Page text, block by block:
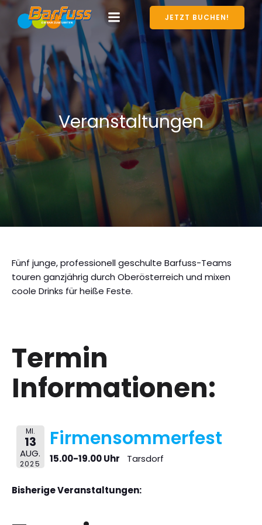
JETZT BUCHEN!
Veranstaltungen
Fünf junge, professionell geschulte Barfuss-Teams
touren ganzjährig durch Oberösterreich und mixen
coole Drinks für heiße Feste.
Termin
Informationen:
MI.
13
AUG.
2025
Firmensommerfest
15.00-19.00 Uhr Tarsdorf
Bisherige Veranstaltungen: